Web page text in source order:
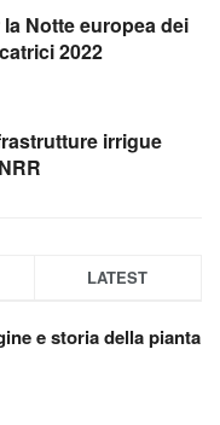
Notte europea dei
2022
irrigue
LATEST
e storia della pianta